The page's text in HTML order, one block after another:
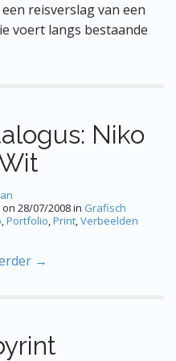
reisverslag van een
voert langs bestaande
Niko
on 28/07/2008in Grafisch
,Portfolio,Print,Verbeelden
→